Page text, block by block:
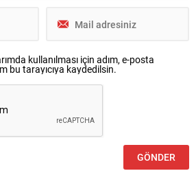
kullanılması için adım, e-posta
bu tarayıcıya kaydedilsin.